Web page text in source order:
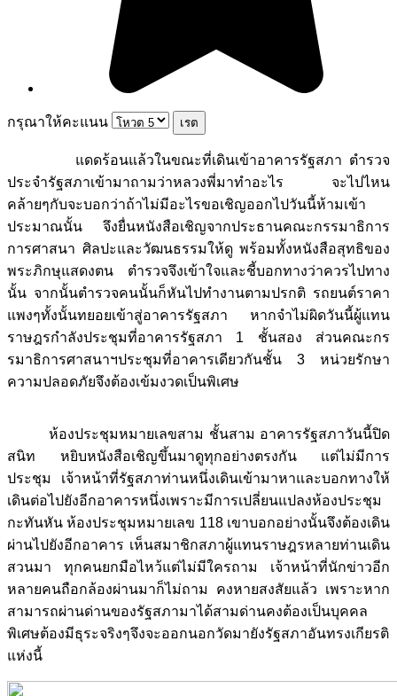
กรุณาให้คะแนน
แดดร้อนแล้วในขณะที่เดินเข้าอาคารรัฐสภา ตำรวจ
ประจำรัฐสภาเข้ามาถามว่าหลวงพี่มาทำอะไร จะไปไหน
คล้ายๆกับจะบอกว่าถ้าไม่มีอะไรขอเชิญออกไปวันนี้ห้ามเข้า
ประมาณนั้น จึงยื่นหนังสือเชิญจากประธานคณะกรรมาธิการ
การศาสนา ศิลปะและวัฒนธรรมให้ดู พร้อมทั้งหนังสือสุทธิของ
พระภิกษุแสดงตน ตำรวจจึงเข้าใจและชี้บอกทางว่าควรไปทาง
นั้น จากนั้นตำรวจคนนั้นก็หันไปทำงานตามปรกติ รถยนต์ราคา
แพงๆทั้งนั้นทยอยเข้าสู่อาคารรัฐสภา หากจำไม่ผิดวันนี้ผู้แทน
ราษฎรกำลังประชุมที่อาคารรัฐสภา 1 ชั้นสอง ส่วนคณะกร
รมาธิการศาสนาฯประชุมที่อาคารเดียวกันชั้น 3 หน่วยรักษา
ความปลอดภัยจึงต้องเข้มงวดเป็นพิเศษ
ห้องประชุมหมายเลขสาม ชั้นสาม อาคารรัฐสภาวันนี้ปิด
สนิท หยิบหนังสือเชิญขึ้นมาดูทุกอย่างตรงกัน แต่ไม่มีการ
ประชุม เจ้าหน้าที่รัฐสภาท่านหนึ่งเดินเข้ามาหาและบอกทางให้
เดินต่อไปยังอีกอาคารหนึ่งเพราะมีการเปลี่ยนแปลงห้องประชุม
กะทันหัน ห้องประชุมหมายเลข 118 เขาบอกอย่างนั้นจึงต้องเดิน
ผ่านไปยังอีกอาคาร เห็นสมาชิกสภาผู้แทนราษฎรหลายท่านเดิน
สวนมา ทุกคนยกมือไหว้แต่ไม่มีใครถาม เจ้าหน้าที่นักข่าวอีก
หลายคนถือกล้องผ่านมาก็ไม่ถาม คงหายสงสัยแล้ว เพราะหาก
สามารถผ่านด่านของรัฐสภามาได้สามด่านคงต้องเป็นบุคคล
พิเศษต้องมีธุระจริงๆจึงจะออกนอกวัดมายังรัฐสภาอันทรงเกียรติ
แห่งนี้